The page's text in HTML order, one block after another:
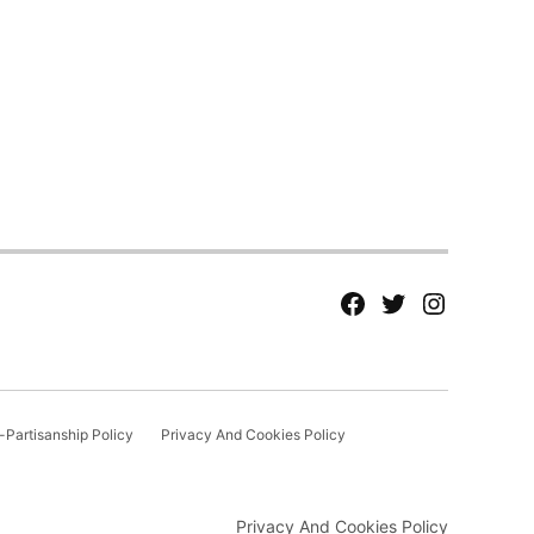
fb Tw tw
Partisanship Policy Privacy And Cookies Policy
Privacy And Cookies Policy